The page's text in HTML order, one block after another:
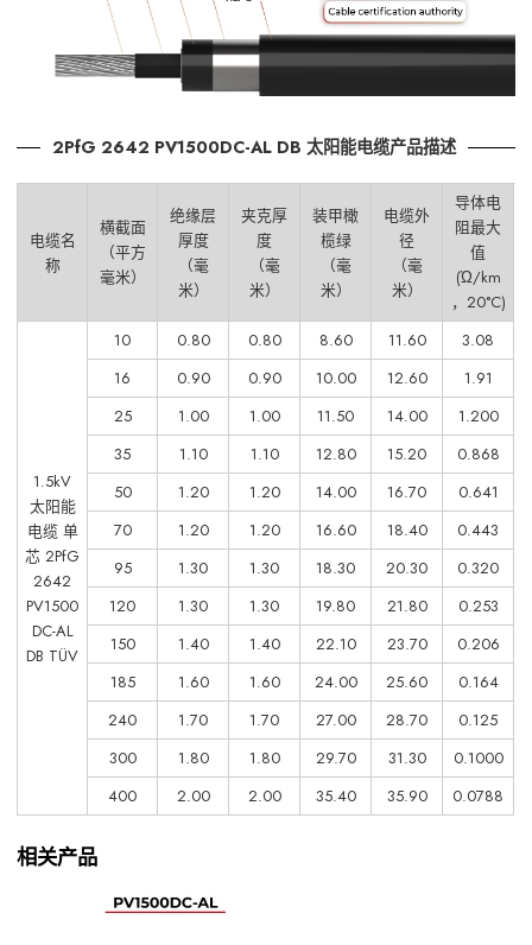
2PfG 2642 PV1500DC-AL DB 太阳能电缆产品描述
电缆名
称
横截面
（平方
毫米）
绝缘层
厚度
（毫
米）
夹克厚
度
（毫
米）
装甲橄
榄绿
（毫
米）
电缆外
径
（毫
米）
导体电
阻最大
值
(Ώ/km
，20°C)
1.5kV
太阳能
电缆 单
芯 2PfG
2642
PV1500
DC-AL
DB TÜV
10 0.80 0.80 8.60 11.60
3.08
16
0.90 0.90 10.00 12.60
1.91
25
1.00 1.00 11.50 14.00
1.200
35
1.10 1.10 12.80 15.20
0.868
50
1.20 1.20 14.00 16.70
0.641
70
1.20 1.20 16.60 18.40
0.443
95
1.30 1.30 18.30 20.30
0.320
120
1.30 1.30 19.80 21.80
0.253
150
1.40 1.40 22.10 23.70
0.206
185
1.60 1.60 24.00 25.60
0.164
240
1.70 1.70 27.00 28.70
0.125
300
1.80 1.80 29.70 31.30
0.1000
400
2.00 2.00 35.40 35.90 0.0788
相关产品